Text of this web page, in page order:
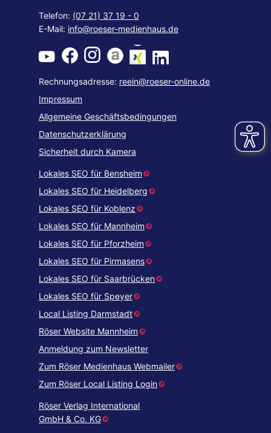
Telefon: (07 21) 37 19 - 0
E-Mail: info@roeser-medienhaus.de
Rechnungsadresse: reein@roeser-online.de
Impressum
Allgemeine Geschäftsbedingungen
Datenschutzerklärung
Sicherheit durch Kamera
Lokales SEO für Bensheim
Lokales SEO für Heidelberg
Lokales SEO für Koblenz
Lokales SEO für Mannheim
Lokales SEO für Pforzheim
Lokales SEO für Pirmasens
Lokales SEO für Saarbrücken
Lokales SEO für Speyer
Local Listing Darmstadt
Röser Website Mannheim
Anmeldung zum Newsletter
Zum Röser Medienhaus Webmailer
Zum Röser Local Listing Login
Röser Verlag International
GmbH & Co. KG